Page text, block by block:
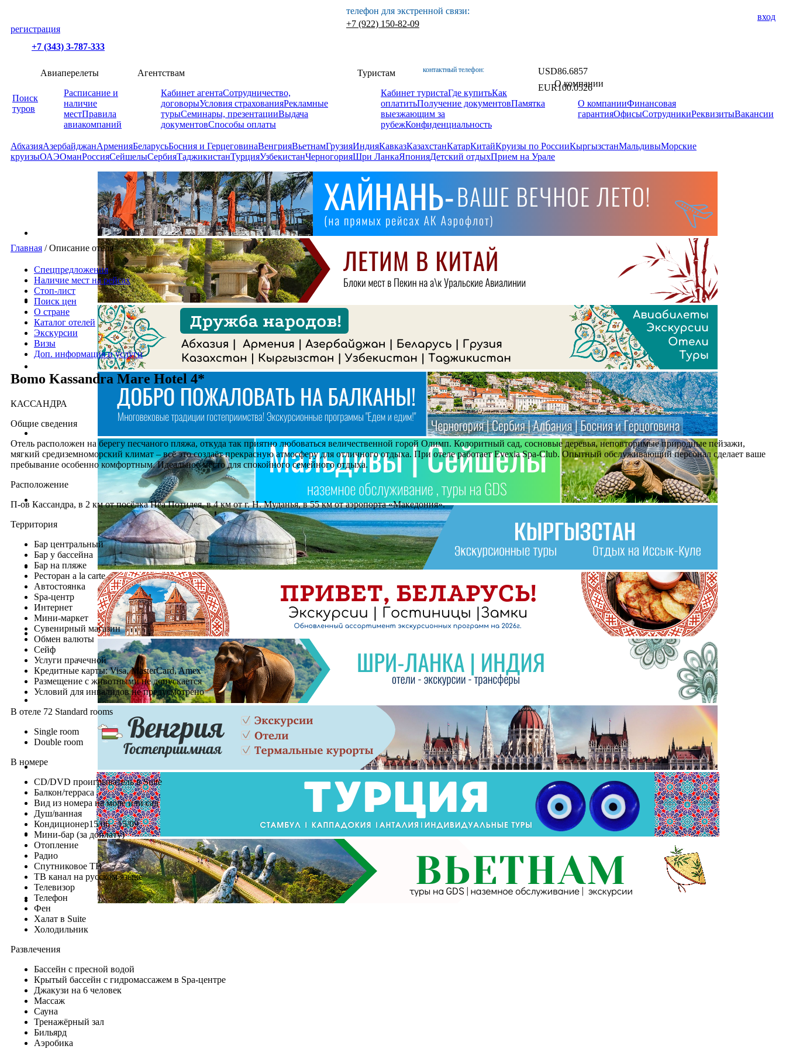
вход
регистрация
+7 (343) 3-787-333
телефон для экстренной связи:
+7 (922) 150-82-09
контактный телефон: USD86.6857
EUR100.0526
Поиск
туров
Авиаперелеты
Расписание и
наличие
местПравила
авиакомпаний
Агентствам
Кабинет агентаСотрудничество,
договорыУсловия страхованияРекламные
турыСеминары, презентацииВыдача
документовСпособы оплаты
Туристам
Кабинет туристаГде купитьКак
оплатитьПолучение документовПамятка
выезжающим за
рубежКонфиденциальность
О компании
О компанииФинансовая
гарантияОфисыСотрудникиРеквизитыВакансии
АбхазияАзербайджанАрменияБеларусьБосния и ГерцеговинаВенгрияВьетнамГрузияИндияКавказКазахстанКатарКитайКруизы по РоссииКыргызстанМальдивыМорские
круизыОАЭОманРоссияСейшелыСербияТаджикистанТурцияУзбекистанЧерногорияШри ЛанкаЯпонияДетский отдыхПрием на Урале
Главная /Описание отеля
Спецпредложения
Наличие мест на рейсах
Стоп-лист
Поиск цен
О стране
Каталог отелей
Экскурсии
Визы
Доп. информация и услуги
Bomo Kassandra Mare Hotel 4*
КАССАНДРА
Общие сведения
Отель расположен на берегу песчаного пляжа, откуда так приятно любоваться величественной горой Олимп. Колоритный сад, сосновые деревья, неповторимые природные пейзажи,
мягкий средиземноморский климат – всё это создаёт прекрасную атмосферу для отличного отдыха. При отеле работает Evexia Spa-Club. Опытный обслуживающий персонал сделает ваше
пребывание особенно комфортным. Идеальное место для спокойного семейного отдыха.
Расположение
П-ов Кассандра, в 2 км от посёлка Неа Потидея, в 4 км от г. Н. Муданья, в 55 км от аэропорта «Македония».
Территория
Бар центральный
Бар у бассейна
Бар на пляже
Ресторан a la carte
Автостоянка
Spa-центр
Интернет
Мини-маркет
Сувенирный магазин
Обмен валюты
Сейф
Услуги прачечной
Кредитные карты: Visa, MasterCard, Amex
Размещение с животными не допускается
Условий для инвалидов не предусмотрено
В отеле 72 Standard rooms
Single room
Double room
В номере
CD/DVD проигрыватель в Suite
Балкон/терраса
Вид из номера на море или сад
Душ/ванная
Кондиционер15/06 - 15/09
Мини-бар (за доплату)
Отопление
Радио
Спутниковое ТВ
ТВ канал на русском языке
Телевизор
Телефон
Фен
Халат в Suite
Холодильник
Развлечения
Бассейн с пресной водой
Крытый бассейн с гидромассажем в Spa-центре
Джакузи на 6 человек
Массаж
Сауна
Тренажёрный зал
Бильярд
Аэробика